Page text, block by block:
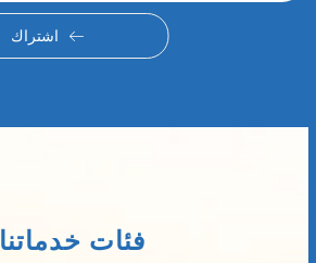
اشتراك
فئات خدماتنا